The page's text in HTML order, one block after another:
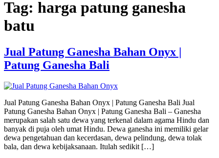
Tag: harga patung ganesha
batu
Jual Patung Ganesha Bahan Onyx |
Patung Ganesha Bali
Jual Patung Ganesha Bahan Onyx | Patung Ganesha Bali Jual
Patung Ganesha Bahan Onyx | Patung Ganesha Bali – Ganesha
merupakan salah satu dewa yang terkenal dalam agama Hindu dan
banyak di puja oleh umat Hindu. Dewa ganesha ini memiliki gelar
dewa pengetahuan dan kecerdasan, dewa pelindung, dewa tolak
bala, dan dewa kebijaksanaan. Itulah sedikit […]